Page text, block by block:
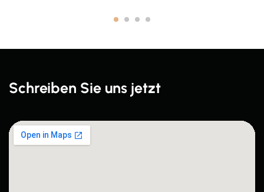
Schreiben Sie uns jetzt